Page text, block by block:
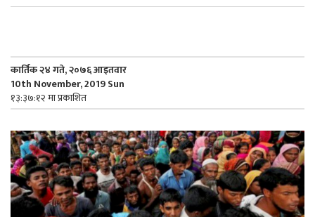
कार्तिक २४ गते, २०७६ आइतवार
10th November, 2019 Sun
१३:३७:१२ मा प्रकाशित